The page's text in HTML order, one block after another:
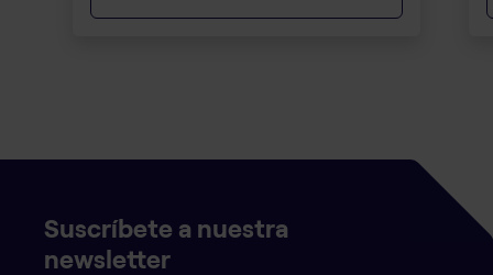
Suscríbete a nuestra
newsletter